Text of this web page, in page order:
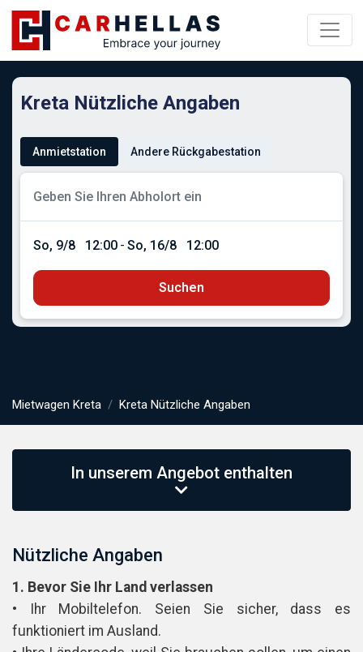
Kreta Nützliche Angaben
Anmietstation Andere Rückgabestation
So, 9/8 12:00 - So, 16/8 12:00
Suchen
Mietwagen Kreta Kreta Nützliche Angaben
In unserem Angebot enthalten
Nützliche Angaben
1. Bevor Sie Ihr Land verlassen
• Ihr Mobiltelefon. Seien Sie sicher, dass es
funktioniert im Ausland.